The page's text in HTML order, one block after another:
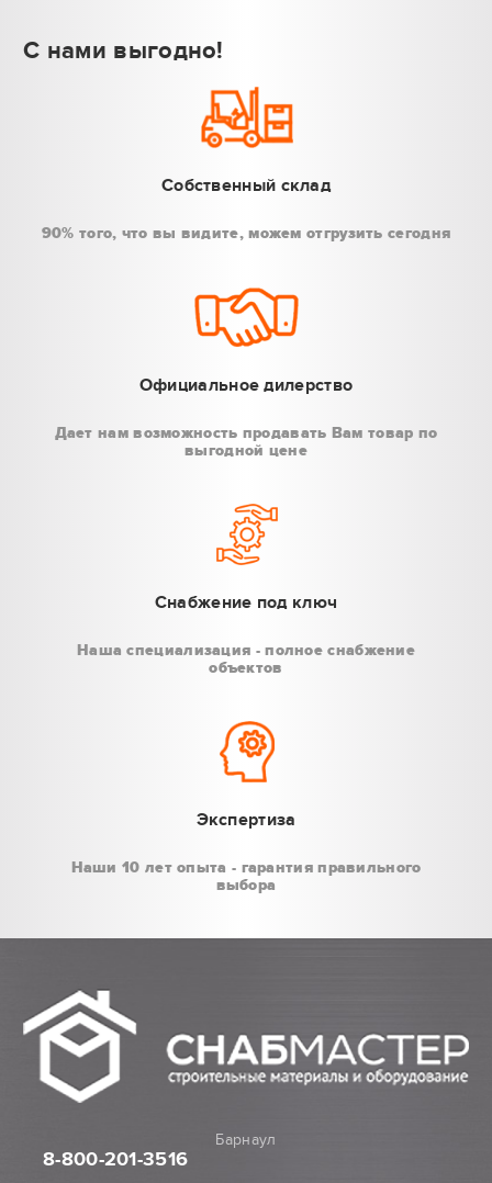
С нами выгодно!
Собственный склад
90% того, что вы видите, можем отгрузить сегодня
Официальное дилерство
Дает нам возможность продавать Вам товар по
выгодной цене
Снабжение под ключ
Наша специализация - полное снабжение
объектов
Экспертиза
Наши 10 лет опыта - гарантия правильного
выбора
Барнаул
8-800-201-3516